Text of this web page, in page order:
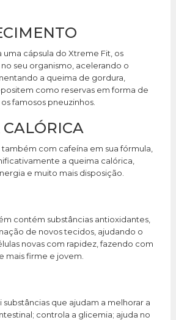
cápsula do Xtreme Fit, os
seu organismo, acelerando o
a queima de gordura,
como reservas em forma de
famosos pneuzinhos.
com cafeína em sua fórmula,
a queima calórica,
e muito mais disposição.
contém substâncias antioxidantes,
de novos tecidos, ajudando o
novas com rapidez, fazendo com
mais firme e jovem.
substâncias que ajudam a melhorar a
controla a glicemia; ajuda no